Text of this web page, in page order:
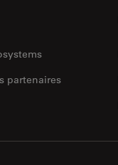
partenaires